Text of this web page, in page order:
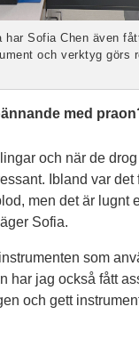
har Sofia Chen även
och verktyg görs
med
och när de drog
Ibland var det
men det är lugnt
Sofia.
som
har jag också fått
och gett instrument